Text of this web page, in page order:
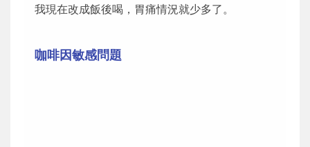
我現在改成飯後喝，胃痛情況就少多了。
咖啡因敏感問題